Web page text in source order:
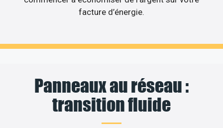
facture d’énergie.
Panneaux au réseau :
transition fluide